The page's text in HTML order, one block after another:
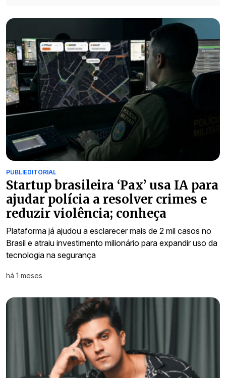
PUBLIEDITORIAL
Startup brasileira ‘Pax’ usa IA para
ajudar polícia a resolver crimes e
reduzir violência; conheça
Plataforma já ajudou a esclarecer mais de 2 mil casos no
Brasil e atraiu investimento milionário para expandir uso da
tecnologia na segurança
há 1 meses